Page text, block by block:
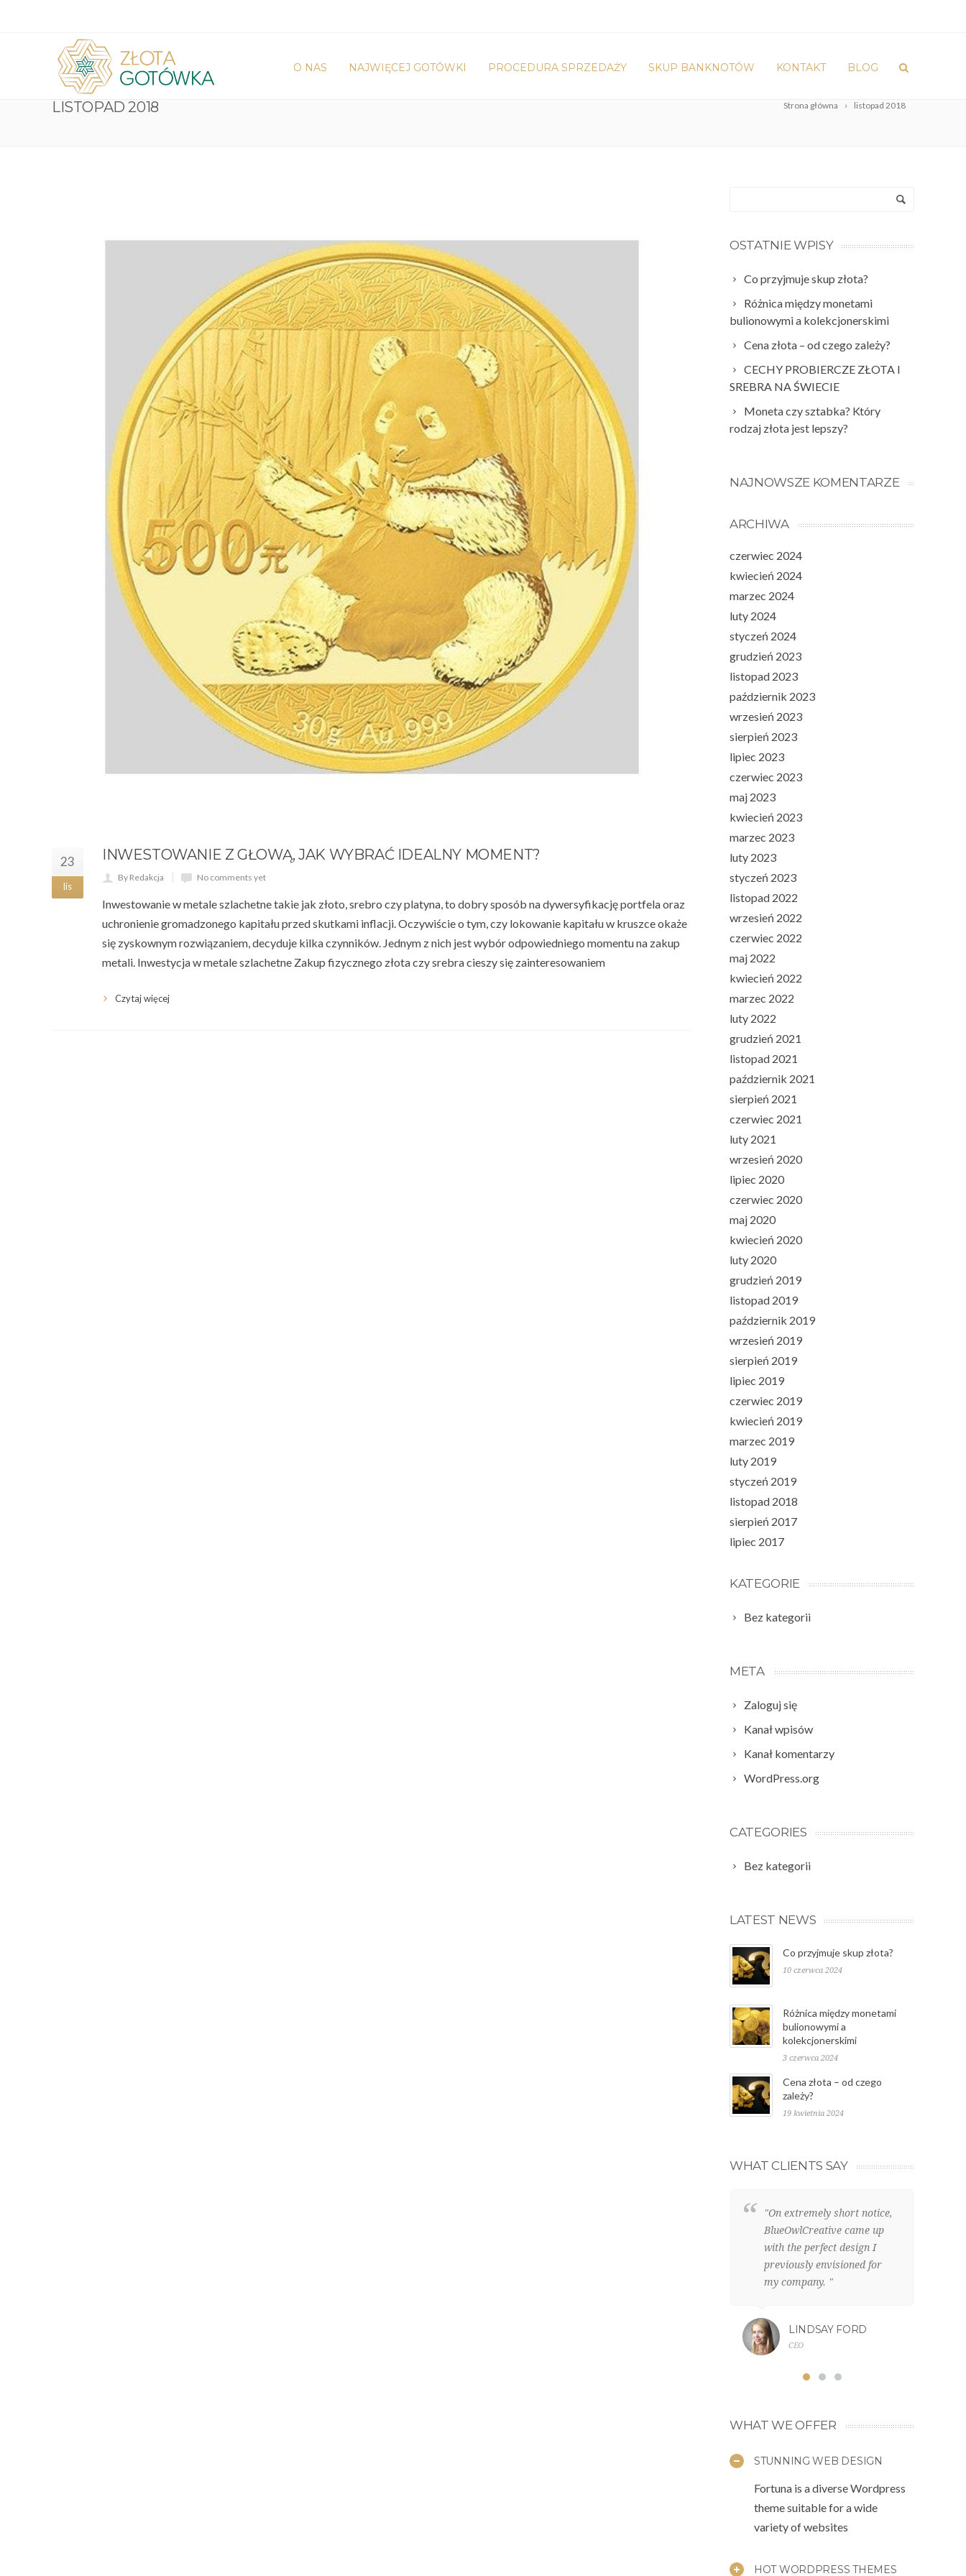
O NAS NAJWIĘCEJ GOTÓWKI PROCEDURA SPRZEDAŻY SKUP BANKNOTÓW KONTAKT BLOG
Strona główna listopad 2018
LISTOPAD 2018
23
lis
INWESTOWANIE Z GŁOWĄ, JAK WYBRAĆ IDEALNY MOMENT?
By Redakcja No comments yet
Inwestowanie w metale szlachetne takie jak złoto, srebro czy platyna, to dobry sposób na dywersyfikację portfela oraz
uchronienie gromadzonego kapitału przed skutkami inflacji. Oczywiście o tym, czy lokowanie kapitału w kruszce okaże
się zyskownym rozwiązaniem, decyduje kilka czynników. Jednym z nich jest wybór odpowiedniego momentu na zakup
metali. Inwestycja w metale szlachetne Zakup fizycznego złota czy srebra cieszy się zainteresowaniem
Czytaj więcej
OSTATNIE WPISY
Co przyjmuje skup złota?
Różnica między monetami
bulionowymi a kolekcjonerskimi
Cena złota – od czego zależy?
CECHY PROBIERCZE ZŁOTA I
SREBRA NA ŚWIECIE
Moneta czy sztabka? Który
rodzaj złota jest lepszy?
NAJNOWSZE KOMENTARZE
ARCHIWA
czerwiec 2024
kwiecień 2024
marzec 2024
luty 2024
styczeń 2024
grudzień 2023
listopad 2023
październik 2023
wrzesień 2023
sierpień 2023
lipiec 2023
czerwiec 2023
maj 2023
kwiecień 2023
marzec 2023
luty 2023
styczeń 2023
listopad 2022
wrzesień 2022
czerwiec 2022
maj 2022
kwiecień 2022
marzec 2022
luty 2022
grudzień 2021
listopad 2021
październik 2021
sierpień 2021
czerwiec 2021
luty 2021
wrzesień 2020
lipiec 2020
czerwiec 2020
maj 2020
kwiecień 2020
luty 2020
grudzień 2019
listopad 2019
październik 2019
wrzesień 2019
sierpień 2019
lipiec 2019
czerwiec 2019
kwiecień 2019
marzec 2019
luty 2019
styczeń 2019
listopad 2018
sierpień 2017
lipiec 2017
KATEGORIE
Bez kategorii
META
Zaloguj się
Kanał wpisów
Kanał komentarzy
WordPress.org
CATEGORIES
Bez kategorii
LATEST NEWS
Co przyjmuje skup złota?
10 czerwca 2024
Różnica między monetami
bulionowymi a
kolekcjonerskimi
3 czerwca 2024
Cena złota – od czego
zależy?
19 kwietnia 2024
WHAT CLIENTS SAY
"On extremely short notice,
BlueOwlCreative came up
with the perfect design I
previously envisioned for
my company. "
LINDSAY FORD
CEO
WHAT WE OFFER
STUNNING WEB DESIGN
Fortuna is a diverse Wordpress
theme suitable for a wide
variety of websites
HOT WORDPRESS THEMES